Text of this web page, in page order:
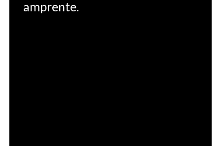
amprente.